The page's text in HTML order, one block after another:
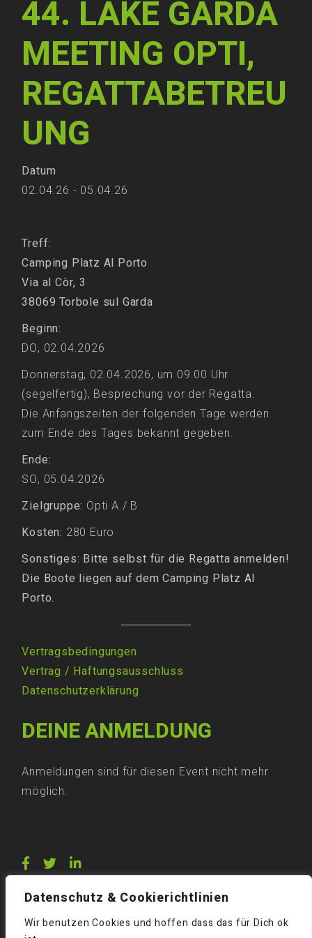
Datenschutz & Cookierichtlinien
Wir benutzen Cookies und hoffen dass das für Dich ok
44. LAKE GARDA
MEETING OPTI,
REGATTABETREU
UNG
Datum
02.04.26 - 05.04.26
Treff:
Camping Platz Al Porto
Via al Còr, 3
38069 Torbole sul Garda
Beginn:
DO, 02.04.2026
Donnerstag, 02.04.2026, um 09.00 Uhr
(segelfertig), Besprechung vor der Regatta.
Die Anfangszeiten der folgenden Tage werden
zum Ende des Tages bekannt gegeben.
Ende:
SO, 05.04.2026
Zielgruppe: Opti A / B
Kosten: 280 Euro
Sonstiges: Bitte selbst für die Regatta anmelden!
Die Boote liegen auf dem Camping Platz Al
Porto.
Vertragsbedingungen
Vertrag / Haftungsausschluss
Datenschutzerklärung
DEINE ANMELDUNG
Anmeldungen sind für diesen Event nicht mehr
möglich.